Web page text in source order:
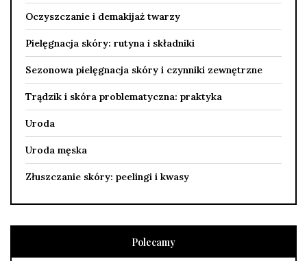
Oczyszczanie i demakijaż twarzy
Pielęgnacja skóry: rutyna i składniki
Sezonowa pielęgnacja skóry i czynniki zewnętrzne
Trądzik i skóra problematyczna: praktyka
Uroda
Uroda męska
Złuszczanie skóry: peelingi i kwasy
Polecamy